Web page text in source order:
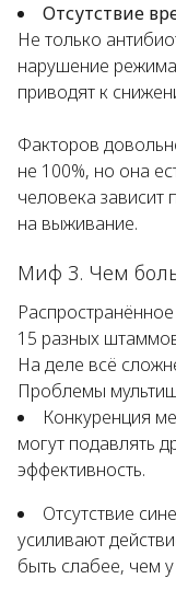
Отсутствие
Не только
нарушение
приводят к
Факторов
не 100%, но она
человека
на выживание.
Миф 3. Чем
15 разных
На деле всё
Проблемы
Конкуренция
могут подавлять
эффективность.
Отсутствие
усиливают
быть слабее, чем